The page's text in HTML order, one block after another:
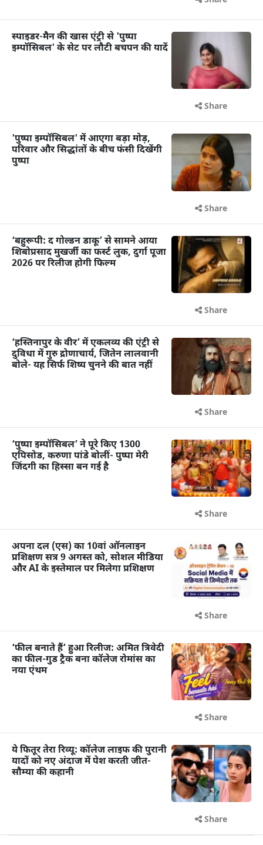
स्पाइडर-मैन की खास एंट्री से 'पुष्पा
इम्पॉसिबल' के सेट पर लौटी बचपन की यादें
Share
'पुष्पा इम्पॉसिबल' में आएगा बड़ा मोड़,
परिवार और सिद्धांतों के बीच फंसी दिखेंगी
पुष्पा
Share
‘बहुरूपी: द गोल्डन डाकू’ से सामने आया
शिबोप्रसाद मुखर्जी का फर्स्ट लुक, दुर्गा पूजा
2026 पर रिलीज होगी फिल्म
Share
‘हस्तिनापुर के वीर’ में एकलव्य की एंट्री से
दुविधा में गुरु द्रोणाचार्य, जितेन लालवानी
बोले- यह सिर्फ शिष्य चुनने की बात नहीं
Share
‘पुष्पा इम्पॉसिबल’ ने पूरे किए 1300
एपिसोड, करुणा पांडे बोलीं- पुष्पा मेरी
जिंदगी का हिस्सा बन गई है
Share
अपना दल (एस) का 10वां ऑनलाइन
प्रशिक्षण सत्र 9 अगस्त को, सोशल मीडिया
और AI के इस्तेमाल पर मिलेगा प्रशिक्षण
Share
‘फील बनाते हैं’ हुआ रिलीज: अमित त्रिवेदी
का फील-गुड ट्रैक बना कॉलेज रोमांस का
नया एंथम
Share
ये फितूर तेरा रिव्यू: कॉलेज लाइफ की पुरानी
यादों को नए अंदाज में पेश करती जीत-
सौम्या की कहानी
Share